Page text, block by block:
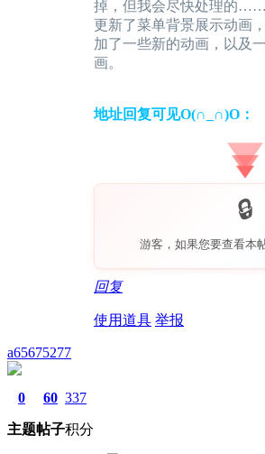
掉，但我会尽快处理的……
更新了菜单背景展示动画
加了一些新的动画，以及
画。
地址回复可见O(∩_∩)O：
游客，如果您要查看本
回复
使用道具 举报
a65675277
0
主题
60
帖子
337
积分